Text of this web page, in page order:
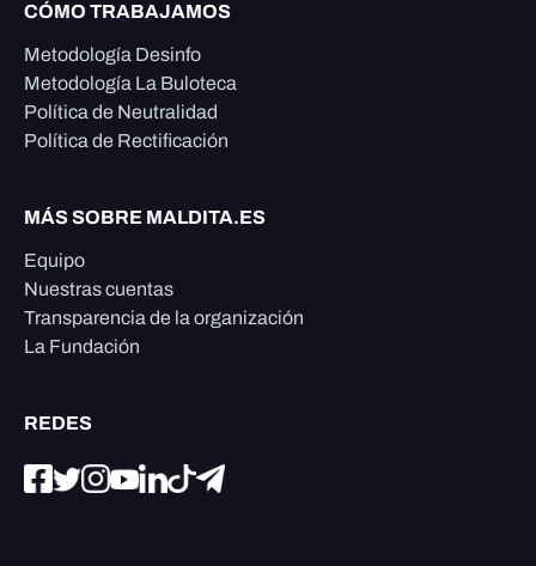
CÓMO TRABAJAMOS
Metodología Desinfo
Metodología La Buloteca
Política de Neutralidad
Política de Rectificación
MÁS SOBRE MALDITA.ES
Equipo
Nuestras cuentas
Transparencia de la organización
La Fundación
REDES